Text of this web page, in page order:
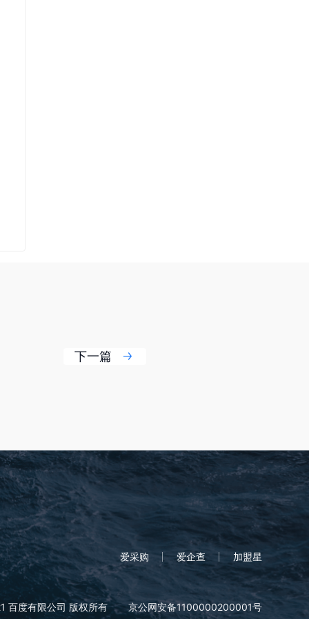
下一篇
爱采购 爱企查 加盟星
百度有限公司 版权所有 京公网安备1100000200001号